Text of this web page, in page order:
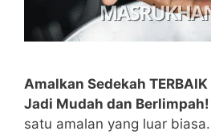
Amalkan Sedekah
Jadi Mudah dan Berlimpah!
satu amalan yang luar